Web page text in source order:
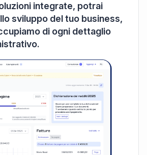
integrate, potrai
sviluppo del tuo business,
di ogni dettaglio